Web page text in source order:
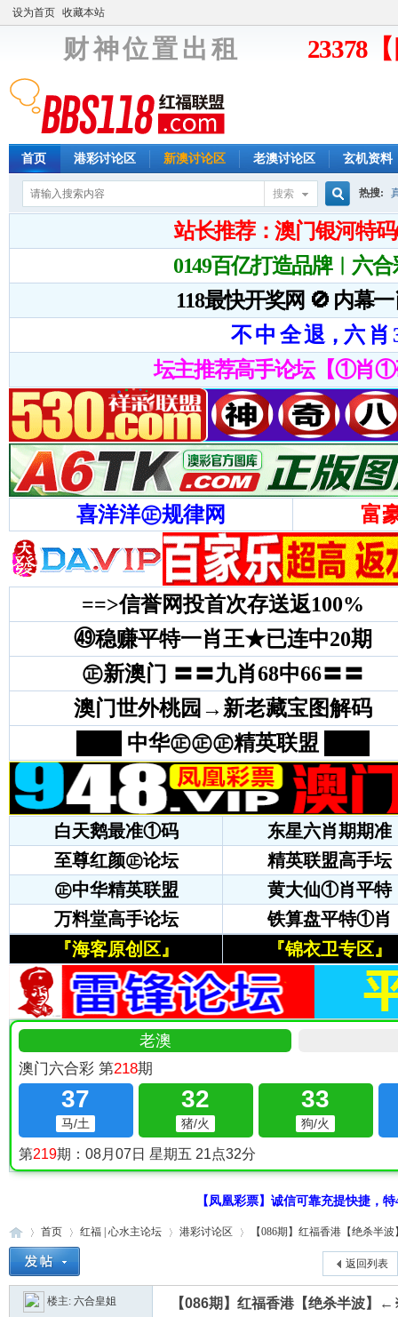
设为首页 收藏本站
财 神 位 置 出 租 23378
首页 港彩讨论区 新澳讨论区 老澳讨论区 玄机资料
搜索
搜
索
热搜:
【凤凰彩票】诚信可靠充提快捷，
»
首页
›
红福 | 心水主论坛 港彩讨论区 【086期】红福香港【绝杀半
返回列表
楼主: 六合皇姐 【086期】红福香港【绝杀半波】